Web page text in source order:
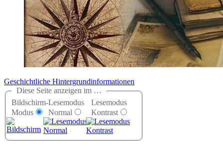
Geschichtliche Hintergrundinformationen
Diese Seite anzeigen im …
Bildschirm-
Modus
Lesemodus
Normal
Lesemodus
Kontrast